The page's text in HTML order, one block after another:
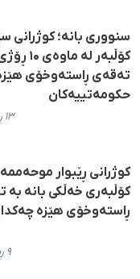
سنووری بانه؛ کوژرانی
کۆڵبەر
تەقەی ڕاستەوخۆی
حکومەتییەکان
١٣ ڕەزبەر ٢٧٢٥، ١١:٣٢
کوژرانی ڕێبوار
کۆڵبەری خەڵکی بانە بە
ڕاستەوخۆی هێزە
٩ ڕەزبەر ٢٧٢٥، ١٨:٥٩